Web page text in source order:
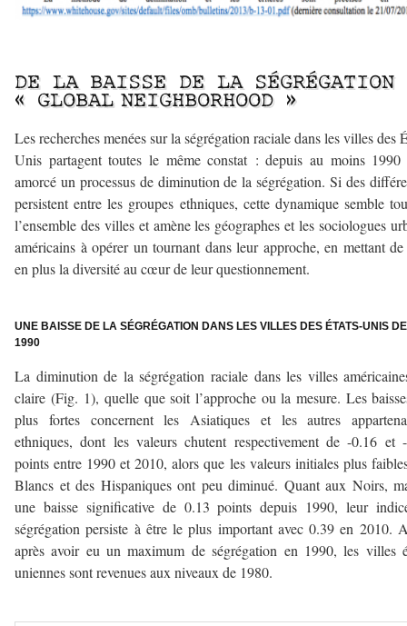
DE LA BAISSE DE LA SÉGRÉGATION
« GLOBAL NEIGHBORHOOD »
Les recherches menées sur la ségrégation raciale dans les villes des
Unis partagent toutes le même constat : depuis au moins 1990
amorcé un processus de diminution de la ségrégation. Si des
persistent entre les groupes ethniques, cette dynamique semble
l’ensemble des villes et amène les géographes et les sociologues
américains à opérer un tournant dans leur approche, en mettant
en plus la diversité au cœur de leur questionnement.
UNE BAISSE DE LA SÉGRÉGATION DANS LES VILLES DES ÉTATS-UNIS
1990
La diminution de la ségrégation raciale dans les villes
claire (Fig. 1), quelle que soit l’approche ou la mesure. Les
plus fortes concernent les Asiatiques et les autres
ethniques, dont les valeurs chutent respectivement de -0.16 et
points entre 1990 et 2010, alors que les valeurs initiales plus
Blancs et des Hispaniques ont peu diminué. Quant aux Noirs,
une baisse significative de 0.13 points depuis 1990, leur
ségrégation persiste à être le plus important avec 0.39 en 2010.
après avoir eu un maximum de ségrégation en 1990, les villes
uniennes sont revenues aux niveaux de 1980.